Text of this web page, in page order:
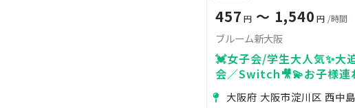
457 円 〜 1,540 円 /時間
ブルーム新大阪
💓女子会/学生大人気✨大
会／Switch🎥💫お子様連
わふわマットレス🤍飾付け
２回目以降２割引🎁
大阪府 大阪市淀川区 西中島